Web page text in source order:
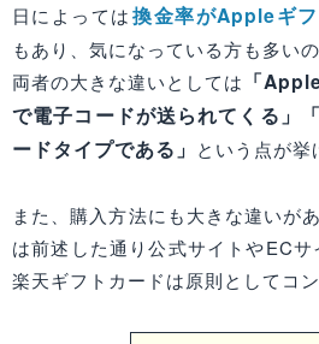
日によっては 換金率がAppleギ
もあり、気になっている方も多い
両者の大きな違いとしては 「
で電子コードが送られてくる」
ードタイプである」 という点が挙
また、購入方法にも大きな違いが
は前述した通り公式サイトやECサ
楽天ギフトカードは原則としてコ